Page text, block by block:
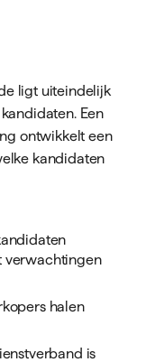
ligt uiteindelijk
Een
ontwikkelt een
kandidaten
verwachtingen
halen
is